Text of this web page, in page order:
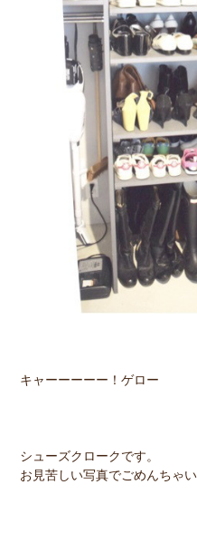
キャーーーーー！ゲロー
シューズクロークです。
お見苦しい写真でごめんちゃい